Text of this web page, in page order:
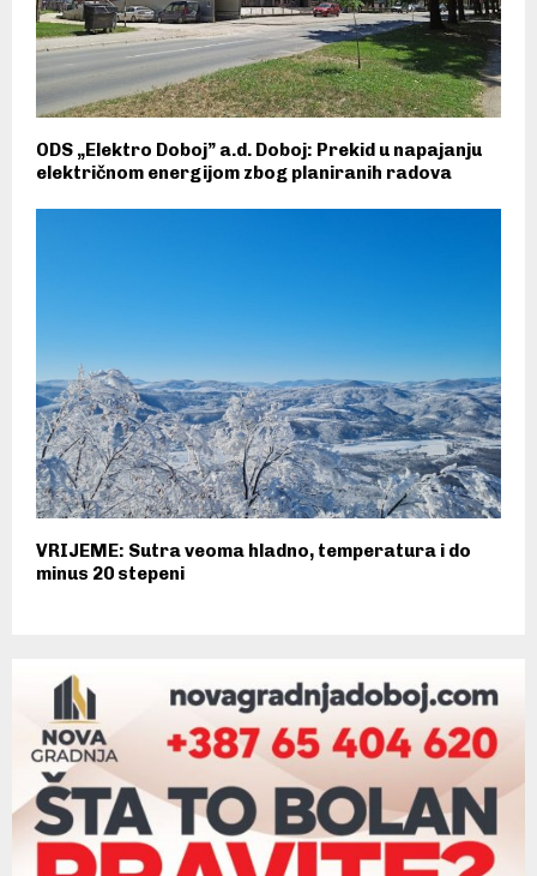
ODS „Elektro Doboj” a.d. Doboj: Prekid u napajanju
električnom energijom zbog planiranih radova
VRIJEME: Sutra veoma hladno, temperatura i do
minus 20 stepeni